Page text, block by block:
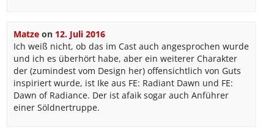
Matzeon 12. Juli 2016
Ich weiß nicht, ob das im Cast auch angesprochen wurde
und ich es überhört habe, aber ein weiterer Charakter
der (zumindest vom Design her) offensichtlich von Guts
inspiriert wurde, ist Ike aus FE: Radiant Dawn und FE:
Dawn of Radiance. Der ist afaik sogar auch Anführer
einer Söldnertruppe.